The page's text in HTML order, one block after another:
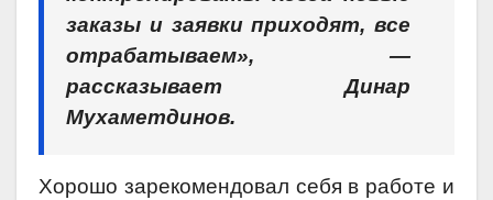
заказы и заявки приходят, все
отрабатываем», —
рассказываетДинар
Мухаметдинов.
Хорошо зарекомендовал себя в работе и